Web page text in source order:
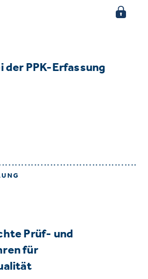
der PPK-Erfassung
Prüf- und
für